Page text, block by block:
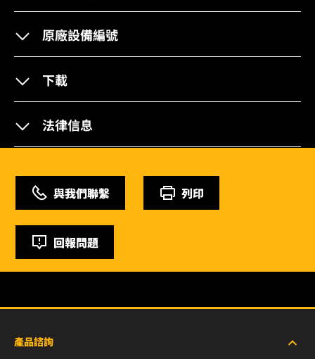
原廠設備編號
下載
法律信息
與我們聯繫 列印
回報問題
產品諮詢